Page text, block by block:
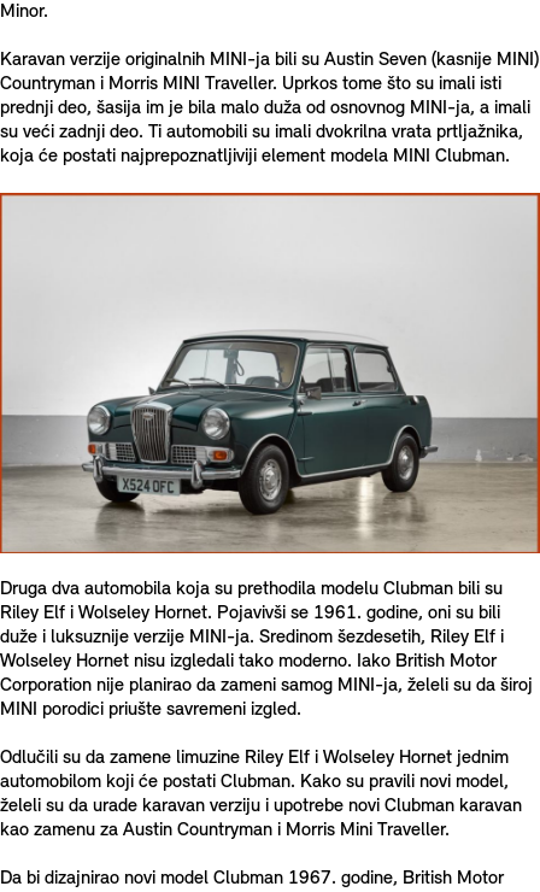
Minor.
Karavan verzije originalnih MINI-ja bili su Austin Seven (kasnije MINI)
Countryman i Morris MINI Traveller. Uprkos tome što su imali isti
prednji deo, šasija im je bila malo duža od osnovnog MINI-ja, a imali
su veći zadnji deo. Ti automobili su imali dvokrilna vrata prtljažnika,
koja će postati najprepoznatljiviji element modela MINI Clubman.
Druga dva automobila koja su prethodila modelu Clubman bili su
Riley Elf i Wolseley Hornet. Pojavivši se 1961. godine, oni su bili
duže i luksuznije verzije MINI-ja. Sredinom šezdesetih, Riley Elf i
Wolseley Hornet nisu izgledali tako moderno. Iako British Motor
Corporation nije planirao da zameni samog MINI-ja, želeli su da široj
MINI porodici priušte savremeni izgled.
Odlučili su da zamene limuzine Riley Elf i Wolseley Hornet jednim
automobilom koji će postati Clubman. Kako su pravili novi model,
želeli su da urade karavan verziju i upotrebe novi Clubman karavan
kao zamenu za Austin Countryman i Morris Mini Traveller.
Da bi dizajnirao novi model Clubman 1967. godine, British Motor